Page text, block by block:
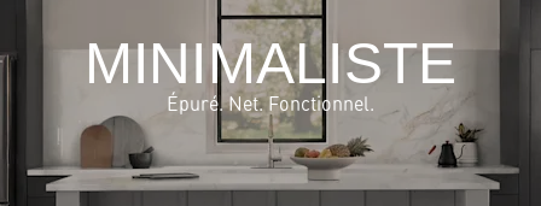
Fabrication
Qui nous sommes
MINIMALISTE
Épuré. Net. Fonctionnel.